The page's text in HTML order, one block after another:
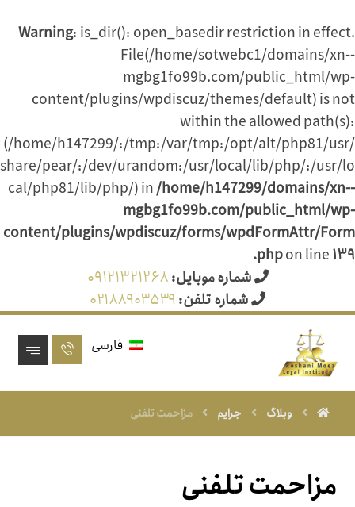
Warning: is_dir(): open_basedir restriction in effect.
File(/home/sotwebc1/domains/xn--
mgbg1fo99b.com/public_html/wp-
content/plugins/wpdiscuz/themes/default) is not
within the allowed path(s):
(/home/h147299/:/tmp:/var/tmp:/opt/alt/php81/usr/
share/pear/:/dev/urandom:/usr/local/lib/php/:/usr/lo
cal/php81/lib/php/) in/home/h147299/domains/xn--
mgbg1fo99b.com/public_html/wp-
content/plugins/wpdiscuz/forms/wpdFormAttr/Form
.phpon line۱۳۹
شماره موبایل:۰۹۱۲۱۳۲۱۲۶۸
شماره تلفن:۰۲۱۸۸۹۰۳۵۳۹
فارسی
وبلاگ جرایم مزاحمت تلفنی
مزاحمت تلفنی